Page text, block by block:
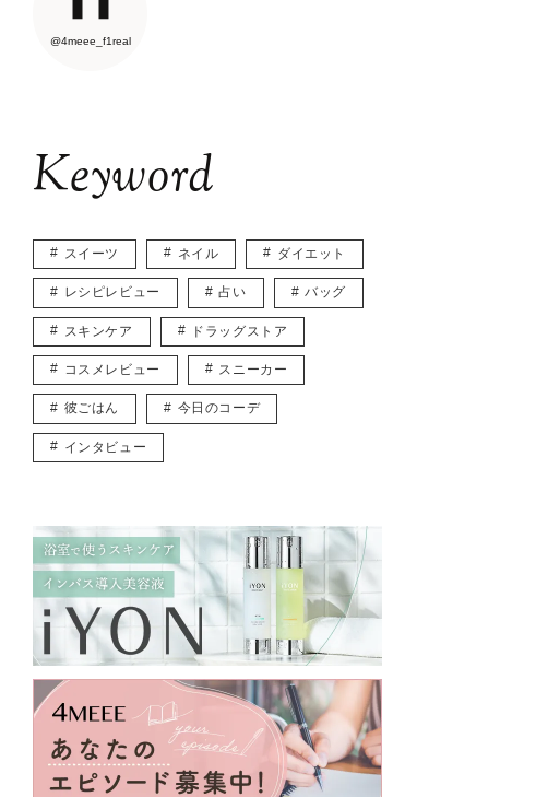
@4meee_f1real
Keyword
スイーツ ネイル ダイエット
レシピレビュー 占い バッグ
スキンケア ドラッグストア
コスメレビュー スニーカー
彼ごはん 今日のコーデ
インタビュー